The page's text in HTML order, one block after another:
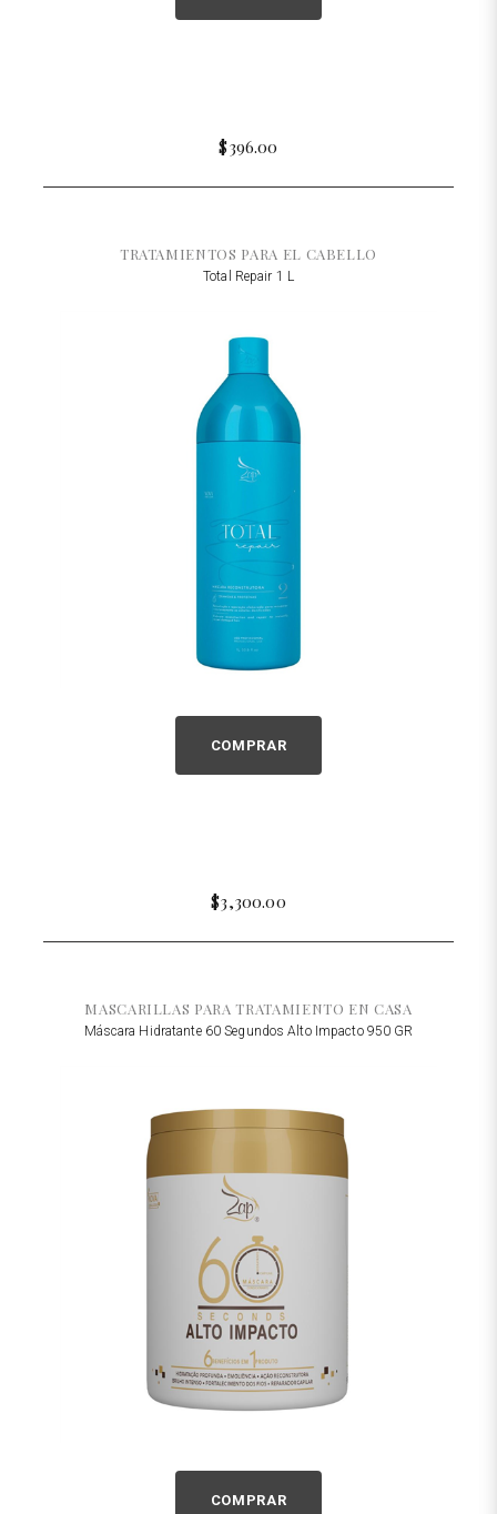
$396.00
TRATAMIENTOS PARA EL CABELLO
Total Repair 1 L
COMPRAR
$3,300.00
MASCARILLAS PARA TRATAMIENTO EN CASA
Máscara Hidratante 60 Segundos Alto Impacto 950 GR
COMPRAR